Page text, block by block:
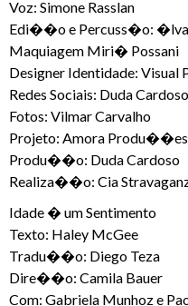
Voz: Simone Rasslan
Edi��o e Percuss�o:
Maquiagem Miri� Possani
Designer Identidade: Visual
Redes Sociais: Duda Cardoso
Fotos: Vilmar Carvalho
Projeto: Amora Produ��es
Produ��o: Duda Cardoso
Realiza��o: Cia
Idade � um Sentimento
Texto: Haley McGee
Tradu��o: Diego Teza
Dire��o: Camila Bauer
Com: Gabriela Munhoz e